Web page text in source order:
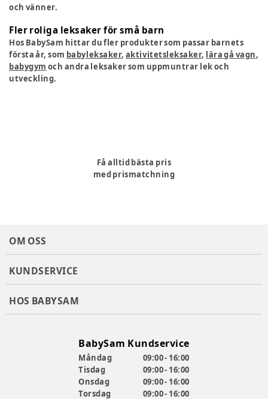
och vänner.
Fler roliga leksaker för små barn
Hos BabySam hittar du fler produkter som passar barnets
första år, som babyleksaker, aktivitetsleksaker, lära gå vagn,
babygym och andra leksaker som uppmuntrar lek och
utveckling.
Få alltid bästa pris
med prismatchning
OM OSS
KUNDSERVICE
HOS BABYSAM
BabySam Kundservice
Måndag
09:00 - 16:00
Tisdag
09:00 - 16:00
Onsdag
09:00 - 16:00
Torsdag
09:00 - 16:00